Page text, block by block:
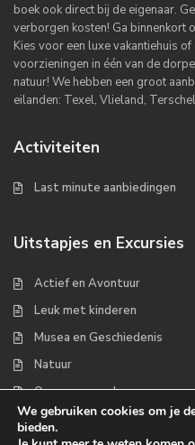
boek ook direct bij de eigenaar.
verborgen kosten! Ga binnenkort
Kies voor een luxe vakantiehuis
voorzieningen in één van de
natuur! We hebben een groot
eilanden: Texel, Vlieland,
Activiteiten
Last minute aanbiedingen
Uitstapjes en Excursies
Actief en Avontuur
Leuk met kinderen
Musea en Geschiedenis
Natuur
Op zee en wad
We gebruiken cookies om je
bieden.